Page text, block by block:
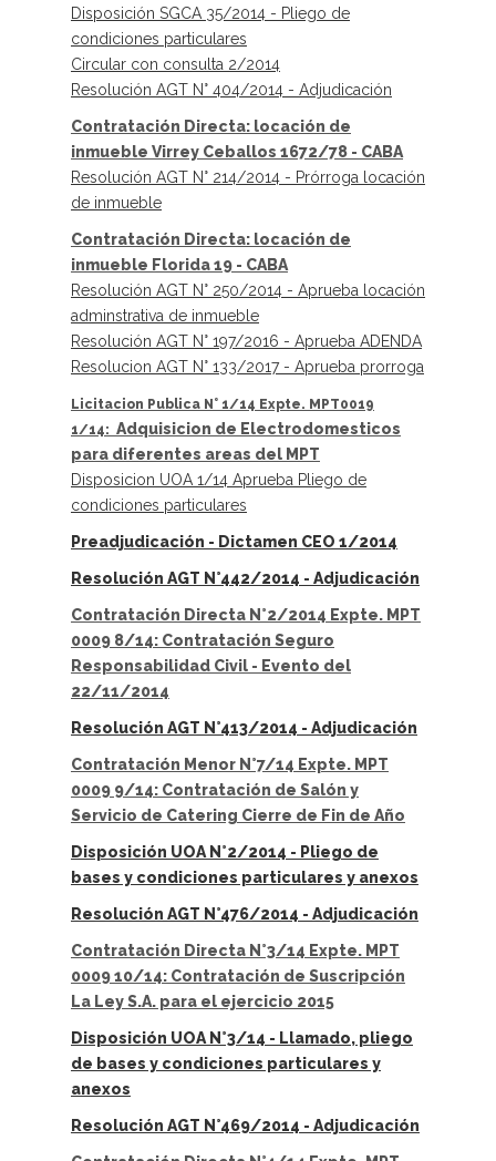
Disposición SGCA 35/2014 - Pliego de
condiciones particulares
Circular con consulta 2/2014
Resolución AGT N° 404/2014 - Adjudicación
Contratación Directa: locación de
inmueble Virrey Ceballos 1672/78 - CABA
Resolución AGT N° 214/2014 - Prórroga locación
de inmueble
Contratación Directa: locación de
inmueble Florida 19 - CABA
Resolución AGT N° 250/2014 - Aprueba locación
adminstrativa de inmueble
Resolución AGT N° 197/2016 - Aprueba ADENDA
Resolucion AGT N° 133/2017 - Aprueba prorroga
Licitacion Publica N° 1/14 Expte. MPT0019
1/14: Adquisicion de Electrodomesticos
para diferentes areas del MPT
Disposicion UOA 1/14 Aprueba Pliego de
condiciones particulares
Preadjudicación - Dictamen CEO 1/2014
Resolución AGT N°442/2014 - Adjudicación
Contratación Directa N°2/2014 Expte. MPT
0009 8/14: Contratación Seguro
Responsabilidad Civil - Evento del
22/11/2014
Resolución AGT N°413/2014 - Adjudicación
Contratación Menor N°7/14 Expte. MPT
0009 9/14: Contratación de Salón y
Servicio de Catering Cierre de Fin de Año
Disposición UOA N°2/2014 - Pliego de
bases y condiciones particulares y anexos
Resolución AGT N°476/2014 - Adjudicación
Contratación Directa N°3/14 Expte. MPT
0009 10/14: Contratación de Suscripción
La Ley S.A. para el ejercicio 2015
Disposición UOA N°3/14 - Llamado, pliego
de bases y condiciones particulares y
anexos
Resolución AGT N°469/2014 - Adjudicación